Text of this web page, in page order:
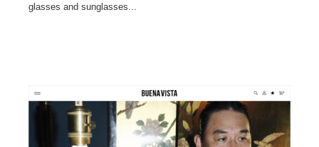
glasses and sunglasses...